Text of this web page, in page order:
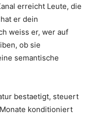
erreicht Leute, die
er dein
weiss er, wer auf
ob sie
semantische
bestaetigt, steuert
konditioniert